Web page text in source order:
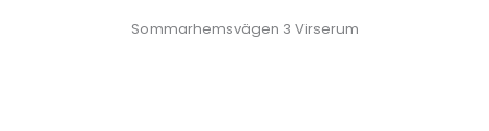
Sommarhemsvägen 3 Virserum